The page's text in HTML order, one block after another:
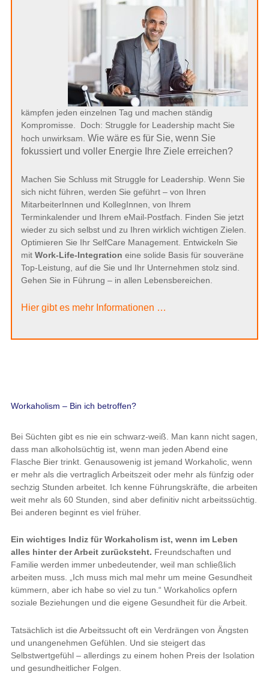
kämpfen jeden einzelnen Tag und machen ständig
Kompromisse. Doch: Struggle for Leadership macht Sie
hoch unwirksam. Wie wäre es für Sie, wenn Sie
fokussiert und voller Energie Ihre Ziele erreichen?
Machen Sie Schluss mit Struggle for Leadership. Wenn Sie
sich nicht führen, werden Sie geführt – von Ihren
MitarbeiterInnen und KollegInnen, von Ihrem
Terminkalender und Ihrem eMail-Postfach. Finden Sie jetzt
wieder zu sich selbst und zu Ihren wirklich wichtigen Zielen.
Optimieren Sie Ihr SelfCare Management. Entwickeln Sie
mit Work-Life-Integration eine solide Basis für souveräne
Top-Leistung, auf die Sie und Ihr Unternehmen stolz sind.
Gehen Sie in Führung – in allen Lebensbereichen.
Hier gibt es mehr Informationen …
Workaholism – Bin ich betroffen?
Bei Süchten gibt es nie ein schwarz-weiß. Man kann nicht sagen,
dass man alkoholsüchtig ist, wenn man jeden Abend eine
Flasche Bier trinkt. Genausowenig ist jemand Workaholic, wenn
er mehr als die vertraglich Arbeitszeit oder mehr als fünfzig oder
sechzig Stunden arbeitet. Ich kenne Führungskräfte, die arbeiten
weit mehr als 60 Stunden, sind aber definitiv nicht arbeitssüchtig.
Bei anderen beginnt es viel früher.
Ein wichtiges Indiz für Workaholism ist, wenn im Leben
alles hinter der Arbeit zurücksteht. Freundschaften und
Familie werden immer unbedeutender, weil man schließlich
arbeiten muss. „Ich muss mich mal mehr um meine Gesundheit
kümmern, aber ich habe so viel zu tun.“ Workaholics opfern
soziale Beziehungen und die eigene Gesundheit für die Arbeit.
Tatsächlich ist die Arbeitssucht oft ein Verdrängen von Ängsten
und unangenehmen Gefühlen. Und sie steigert das
Selbstwertgefühl – allerdings zu einem hohen Preis der Isolation
und gesundheitlicher Folgen.